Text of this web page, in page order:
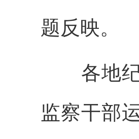
题反映。
各地纪
监察干部